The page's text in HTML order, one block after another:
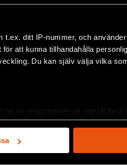
t.ex. ditt IP-nummer, och
att kunna tillhandahålla
Du kan själv välja vilka
en noggrannhet på upp till flera
kännetecken (fingeravtryck)
ställ in dina preferenser i